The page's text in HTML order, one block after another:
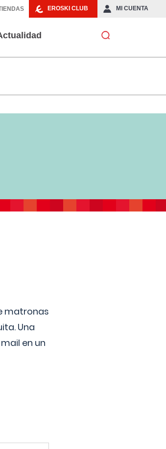
EROSKI CLUB MI CUENTA
matronas
Una
en un